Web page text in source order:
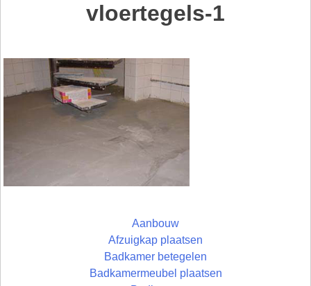
vloertegels-1
Aanbouw
Afzuigkap plaatsen
Badkamer betegelen
Badkamermeubel plaatsen